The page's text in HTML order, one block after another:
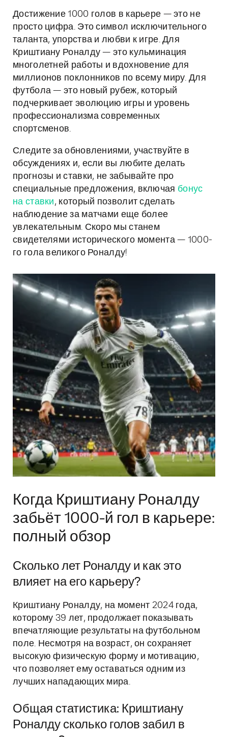
Достижение 1000 голов в карьере — это не
просто цифра. Это символ исключительного
таланта, упорства и любви к игре. Для
Криштиану Роналду — это кульминация
многолетней работы и вдохновение для
миллионов поклонников по всему миру. Для
футбола — это новый рубеж, который
подчеркивает эволюцию игры и уровень
профессионализма современных
спортсменов.
Следите за обновлениями, участвуйте в
обсуждениях и, если вы любите делать
прогнозы и ставки, не забывайте про
специальные предложения, включая бонус
на ставки, который позволит сделать
наблюдение за матчами еще более
увлекательным. Скоро мы станем
свидетелями исторического момента — 1000-
го гола великого Роналду!
Когда Криштиану Роналду
забьёт 1000-й гол в карьере:
полный обзор
Сколько лет Роналду и как это
влияет на его карьеру?
Криштиану Роналду, на момент 2024 года,
которому 39 лет, продолжает показывать
впечатляющие результаты на футбольном
поле. Несмотря на возраст, он сохраняет
высокую физическую форму и мотивацию,
что позволяет ему оставаться одним из
лучших нападающих мира.
Общая статистика: Криштиану
Роналду сколько голов забил в